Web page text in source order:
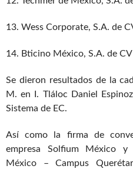
13. Wess Corporate, S.A. de
14. Bticino México, S.A. de CV
Se dieron resultados de la
M. en I. Tláloc Daniel
Sistema de EC.
Así como la firma de
empresa Solfium México
México – Campus